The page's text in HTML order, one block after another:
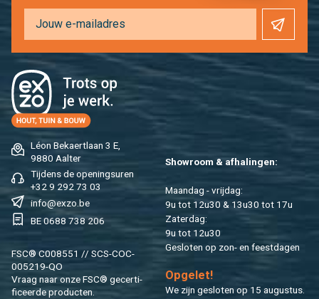
Léon Be­kaert­laan 3 E,
9880 Aal­ter
Tij­dens de ope­nings­uren
+32 9 292 73 03
info@​exzo.​be
BE 0688 738 206
FSC® C008551 // SCS-COC-
005219-QO
Vraag naar onze FSC® ge­cer­ti­
fi­ceer­de pro­duc­ten.
Show­room & af­ha­lin­gen:
Maan­dag - vrij­dag:
9u tot 12u30 & 13u30 tot 17u
Za­ter­dag:
9u tot 12u30
Ge­slo­ten op zon- en feest­da­gen
Op­ge­let!
We zijn ge­slo­ten op 15 au­gus­tus.